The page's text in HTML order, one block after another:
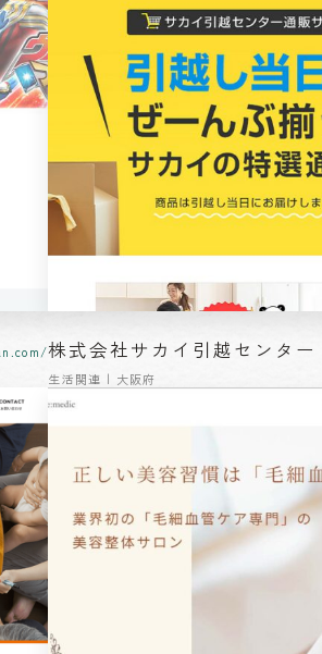
株式会社サカイ引越センター
生活関連 | 大阪府